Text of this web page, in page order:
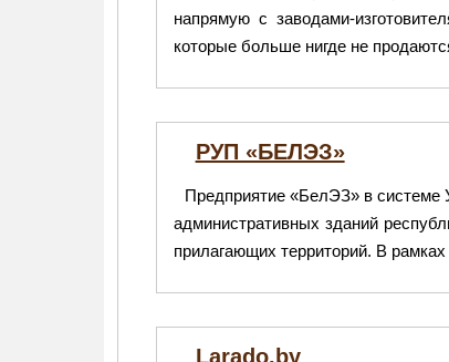
напрямую с заводами-
которые больше нигде не
РУП «БЕЛЭЗ»
Предприятие «БелЭЗ» в системе
административных зданий
прилагающих территорий. В рамках
Larado.by